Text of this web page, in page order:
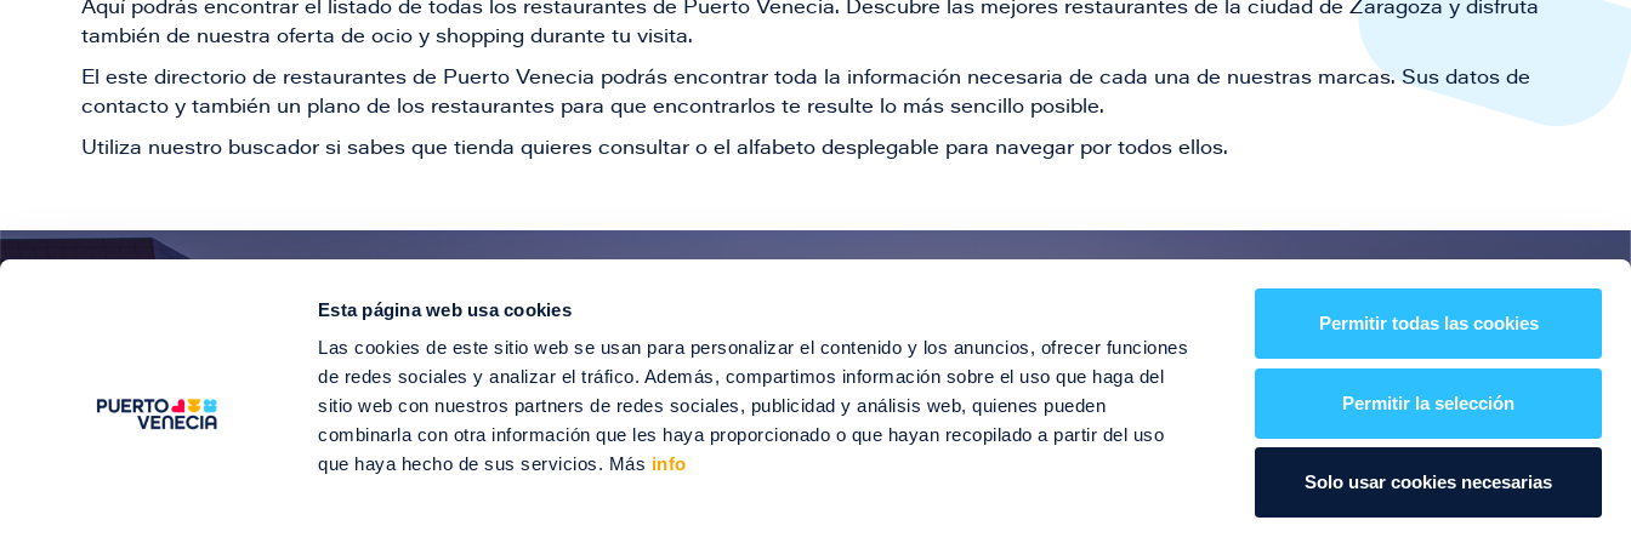
Esta página web usa cookies
Las cookies de este sitio web se usan para personalizar el contenido y los anuncios, ofrecer funciones
de redes sociales y analizar el tráfico. Además, compartimos información sobre el uso que haga del
sitio web con nuestros partners de redes sociales, publicidad y análisis web, quienes pueden
combinarla con otra información que les haya proporcionado o que hayan recopilado a partir del uso
que haya hecho de sus servicios. Más info
Permitir todas las cookies
Permitir la selección
Solo usar cookies necesarias
Aquí podrás encontrar el listado de todas los restaurantes de Puerto Venecia. Descubre las mejores restaurantes de la ciudad de Zaragoza y disfruta
también de nuestra oferta de ocio y shopping durante tu visita.
El este directorio de restaurantes de Puerto Venecia podrás encontrar toda la información necesaria de cada una de nuestras marcas. Sus datos de
contacto y también un plano de los restaurantes para que encontrarlos te resulte lo más sencillo posible.
Utiliza nuestro buscador si sabes que tienda quieres consultar o el alfabeto desplegable para navegar por todos ellos.
¡Entérate de todas nuestras novedades!
Suscríbete para recibir ofertas especiales, descuentos, eventos y mucho más
SUSCRÍBETE